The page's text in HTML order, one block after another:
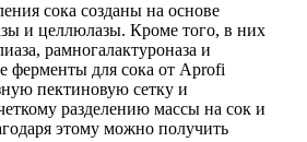
сока созданы на основе
и целлюлазы. Кроме того, в них
рамногалактуроназа и
ферменты для сока от Aprofi
пектиновую сетку и
разделению массы на сок и
этому можно получить